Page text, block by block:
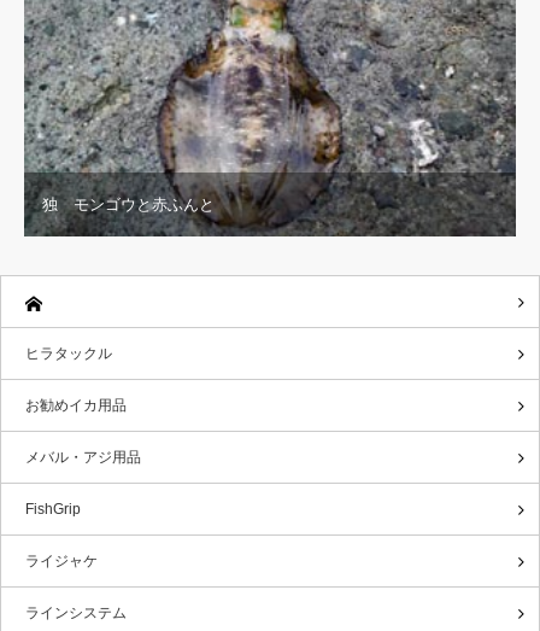
独 モンゴウと赤ふんと
ヒラタックル
お勧めイカ用品
メバル・アジ用品
FishGrip
ライジャケ
ラインシステム